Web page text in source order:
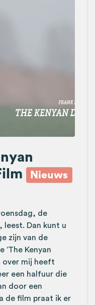
Nieuws
de
leest. Dan kunt u
zijn van de
‘The Kenyan
over mij heeft
een halfuur die
door een
de film praat ik er